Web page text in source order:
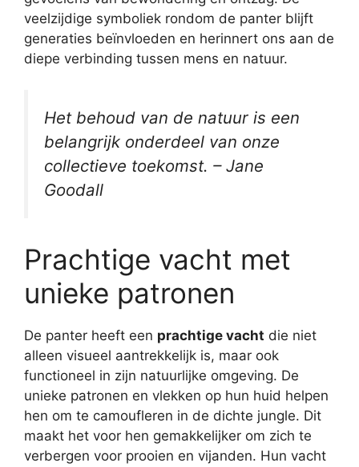
veelzijdige symboliek rondom de panter blijft
generaties beïnvloeden en herinnert ons aan de
diepe verbinding tussen mens en natuur.
Het behoud van de natuur is een
belangrijk onderdeel van onze
collectieve toekomst. – Jane
Goodall
Prachtige vacht met
unieke patronen
De panter heeft een prachtige vacht die niet
alleen visueel aantrekkelijk is, maar ook
functioneel in zijn natuurlijke omgeving. De
unieke patronen en vlekken op hun huid helpen
hen om te camoufleren in de dichte jungle. Dit
maakt het voor hen gemakkelijker om zich te
verbergen voor prooien en vijanden. Hun vacht